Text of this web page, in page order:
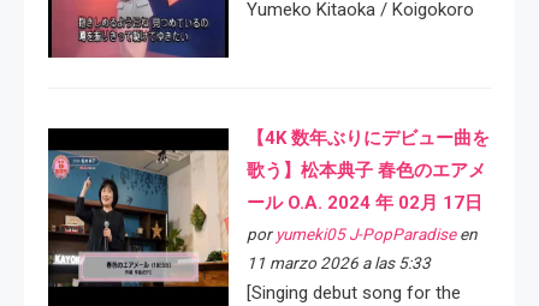
Yumeko Kitaoka / Koigokoro
【4K 数年ぶりにデビュー曲を
歌う】松本典子 春色のエアメ
ール O.A. 2024 年 02月 17日
por yumeki05 J-PopParadiseen
11 marzo 2026 a las 5:33
[Singing debut song for the